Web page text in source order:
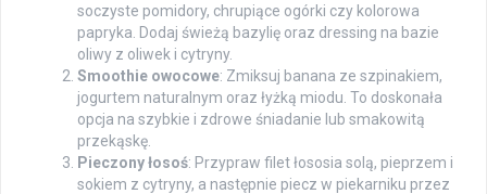
soczyste pomidory, chrupiące ogórki czy kolorowa
papryka. Dodaj świeżą bazylię oraz dressing na bazie
oliwy z oliwek i cytryny.
Smoothie owocowe: Zmiksuj banana ze szpinakiem,
jogurtem naturalnym oraz łyżką miodu. To doskonała
opcja na szybkie i zdrowe śniadanie lub smakowitą
przekąskę.
Pieczony łosoś: Przypraw filet łososia solą, pieprzem i
sokiem z cytryny, a następnie piecz w piekarniku przez